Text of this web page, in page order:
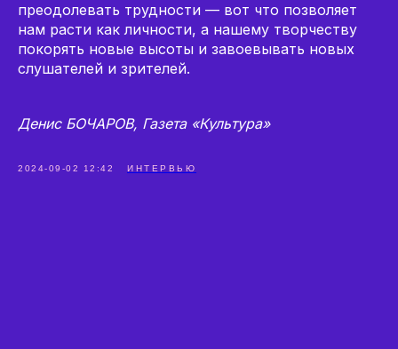
преодолевать трудности — вот что позволяет
нам расти как личности, а нашему творчеству
покорять новые высоты и завоевывать новых
слушателей и зрителей.
Денис БОЧАРОВ, Газета «Культура»
2024-09-02 12:42 ИНТЕРВЬЮ